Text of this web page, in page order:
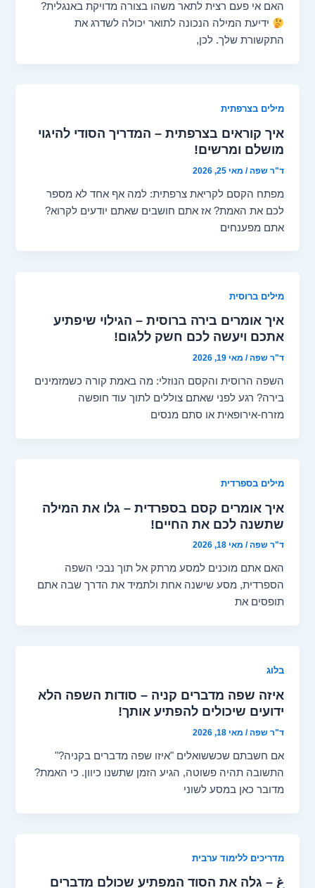
האם אי פעם רצית לתאר משהו בצורה מדויקת באנגלית?
ידיעת המילה הנכונה לתואר יכולה לשדרג את
התקשורת שלך. לכן,
מילים בצרפתית
איך קוראים בצרפתית – המדריך הסודי להיגוי
מושלם ומרשים!
ד"ר שפה/ מאי 25, 2026
מפתח הקסם לקריאת צרפתית: למה אף אחד לא מספר
לכם את האמת? אז אתם חושבים שאתם יודעים לקרוא?
אתם מפענחים
מילים ברוסית
איך אומרים בירה ברוסית – הגילוי שיפתיע
אתכם ויעשה לכם חשק ללגום!
ד"ר שפה/ מאי 19, 2026
השפה הרוסית והקסם הנוזלי: מה באמת קורה כשמזמינים
בירה? רגע לפני שאתם צוללים לתוך עוד חופשה
מזרח-אירופאית או סתם מנסים
מילים בספרדית
איך אומרים קסם בספרדית – גלו את המילה
שתשנה לכם את החיים!
ד"ר שפה/ מאי 18, 2026
האם אתם מוכנים למסע מרתק אל תוך נבכי השפה
הספרדית, מסע שישנה אחת ולתמיד את הדרך שבה אתם
תופסים את
בלוג
איזה שפה מדברים קניה – סודות השפה הלא
ידועים שיכולים להפתיע אותך!
ד"ר שפה/ מאי 18, 2026
אם חשבתם שכששואלים "איזו שפה מדברים בקניה?"
התשובה תהיה פשוטה, הגיע הזמן שתשנו כיוון. כי האמת?
מדובר כאן במסע לשוני
מדריכים ללימוד ערבית
غ – גלה את הסוד המפתיע שכולם מדברים